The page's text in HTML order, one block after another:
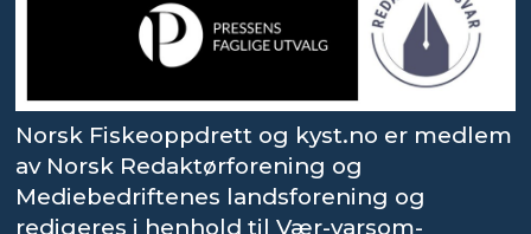
Norsk Fiskeoppdrett og kyst.no er medlem
av Norsk Redaktørforening og
Mediebedriftenes landsforening og
redigeres i henhold til Vær-varsom-